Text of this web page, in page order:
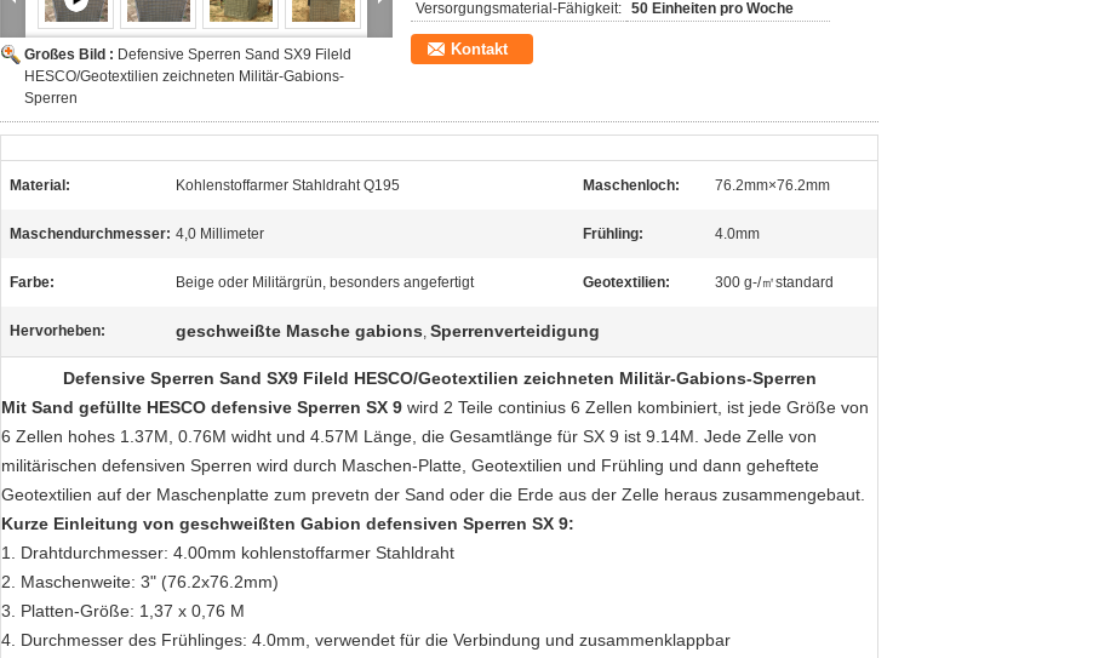
Großes Bild : Defensive Sperren Sand SX9 Fileld
HESCO/Geotextilien zeichneten Militär-Gabions-
Sperren
Versorgungsmaterial-Fähigkeit: 50 Einheiten pro Woche
Kontakt
Material: Kohlenstoffarmer Stahldraht Q195 Maschenloch: 76.2mm×76.2mm
Maschendurchmesser: 4,0 Millimeter Frühling: 4.0mm
Farbe: Beige oder Militärgrün, besonders angefertigt Geotextilien: 300 g-/㎡standard
Hervorheben: geschweißte Masche gabions, Sperrenverteidigung
Defensive Sperren Sand SX9 Fileld HESCO/Geotextilien zeichneten Militär-Gabions-Sperren
Mit Sand gefüllte HESCO defensive Sperren SX 9 wird 2 Teile continius 6 Zellen kombiniert, ist jede Größe von
6 Zellen hohes 1.37M, 0.76M widht und 4.57M Länge, die Gesamtlänge für SX 9 ist 9.14M. Jede Zelle von
militärischen defensiven Sperren wird durch Maschen-Platte, Geotextilien und Frühling und dann geheftete
Geotextilien auf der Maschenplatte zum prevetn der Sand oder die Erde aus der Zelle heraus zusammengebaut.
Kurze Einleitung von geschweißten Gabion defensiven Sperren SX 9:
1. Drahtdurchmesser: 4.00mm kohlenstoffarmer Stahldraht
2. Maschenweite: 3" (76.2x76.2mm)
3. Platten-Größe: 1,37 x 0,76 M
4. Durchmesser des Frühlinges: 4.0mm, verwendet für die Verbindung und zusammenklappbar